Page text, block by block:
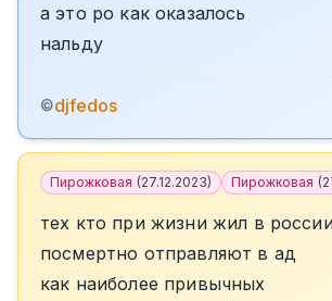
а это ро как оказалось
нальду
©djfedos
Пирожковая (27.12.2023) Пирожковая (
тех кто при жизни жил в
посмертно отправляют в ад
как наиболее привычных